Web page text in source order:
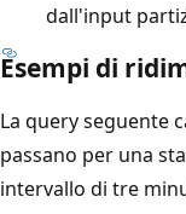
dall'input
Esempi di
La query seguente
passano per una
intervallo di tre